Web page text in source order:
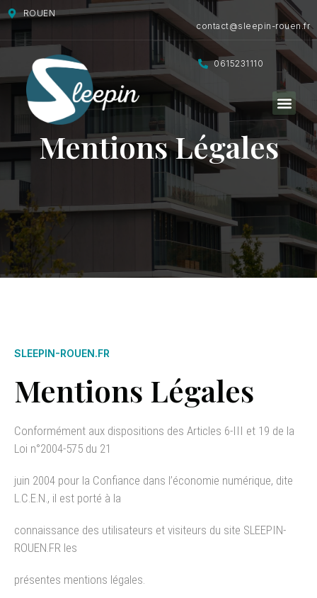
ROUEN
contact@sleepin-rouen.fr
0615231110
Mentions Légales
SLEEPIN-ROUEN.FR
Mentions Légales
Conformément aux dispositions des Articles 6-III et 19 de la
Loi n°2004-575 du 21
juin 2004 pour la Confiance dans l’économie numérique, dite
L.C.E.N., il est porté à la
connaissance des utilisateurs et visiteurs du site SLEEPIN-
ROUEN.FR les
présentes mentions légales.